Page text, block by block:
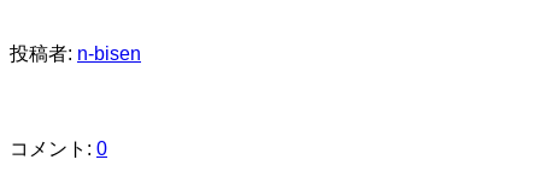
投稿者: n-bisen
コメント: 0